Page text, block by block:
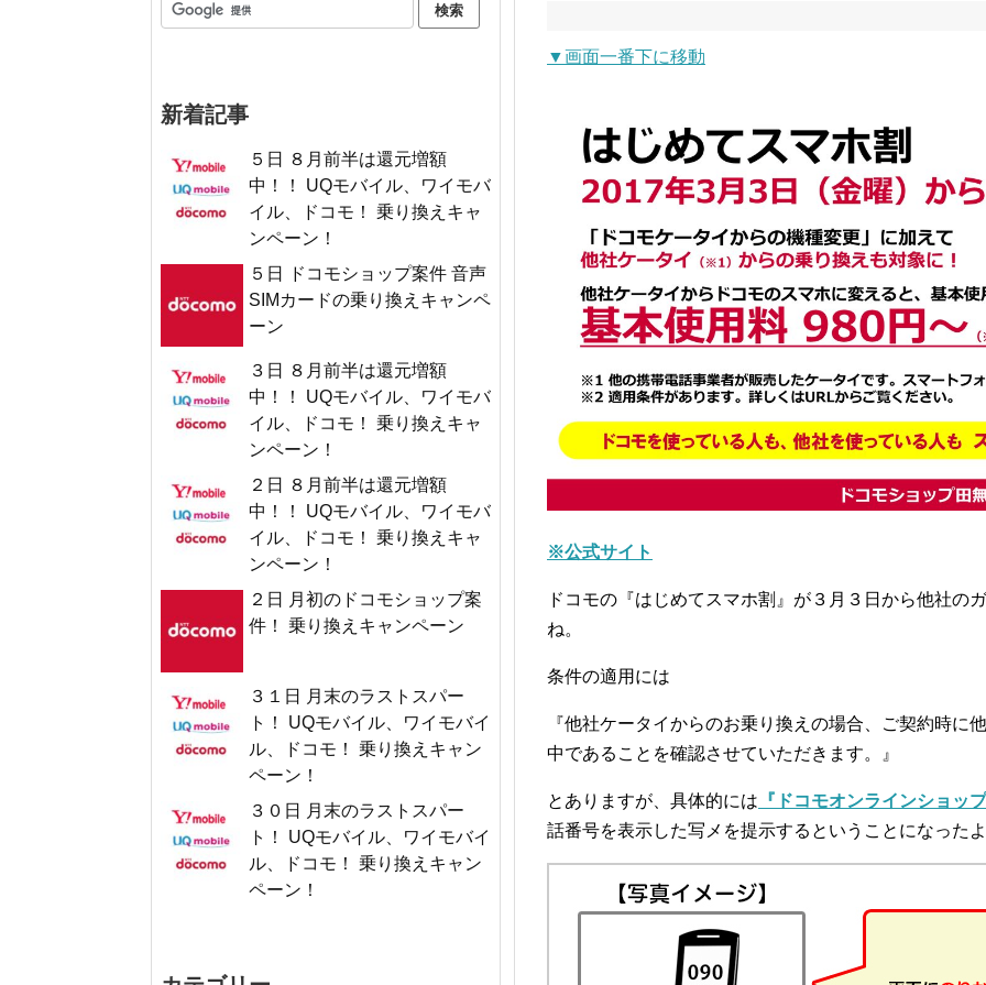
▼画面一番下に移動
※公式サイト
ドコモの『はじめてスマホ割』が３月３日から他社の
ね。
条件の適用には
『他社ケータイからのお乗り換えの場合、ご契約時に
中であることを確認させていただきます。』
とありますが、具体的には 『ドコモオンラインショッ
話番号を表示した写メを提示するということになった
新着記事
５日 ８月前半は還元増額
中！！ UQモバイル、ワイモバ
イル、ドコモ！ 乗り換えキャ
ンペーン！
５日 ドコモショップ案件 音声
SIMカードの乗り換えキャンペ
ーン
３日 ８月前半は還元増額
中！！ UQモバイル、ワイモバ
イル、ドコモ！ 乗り換えキャ
ンペーン！
２日 ８月前半は還元増額
中！！ UQモバイル、ワイモバ
イル、ドコモ！ 乗り換えキャ
ンペーン！
２日 月初のドコモショップ案
件！ 乗り換えキャンペーン
３１日 月末のラストスパー
ト！ UQモバイル、ワイモバイ
ル、ドコモ！ 乗り換えキャン
ペーン！
３０日 月末のラストスパー
ト！ UQモバイル、ワイモバイ
ル、ドコモ！ 乗り換えキャン
ペーン！